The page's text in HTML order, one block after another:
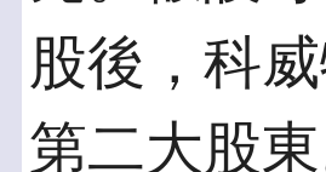
股後，科
第二大股